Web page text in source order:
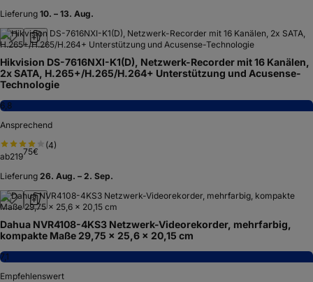
Lieferung 10. – 13. Aug.
Hikvision DS-7616NXI-K1(D), Netzwerk-Recorder mit 16 Kanälen,
2x SATA, H.265+/H.265/H.264+ Unterstützung und Acusense-
Technologie
6,8
Ansprechend
(4)
ab21975€
Lieferung 26. Aug. – 2. Sep.
Dahua NVR4108-4KS3 Netzwerk-Videorekorder, mehrfarbig,
kompakte Maße 29,75 x 25,6 x 20,15 cm
7,1
Empfehlenswert